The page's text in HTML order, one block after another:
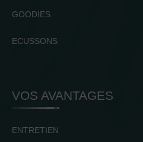
GOODIES
ECUSSONS
VOS AVANTAGES
ENTRETIEN